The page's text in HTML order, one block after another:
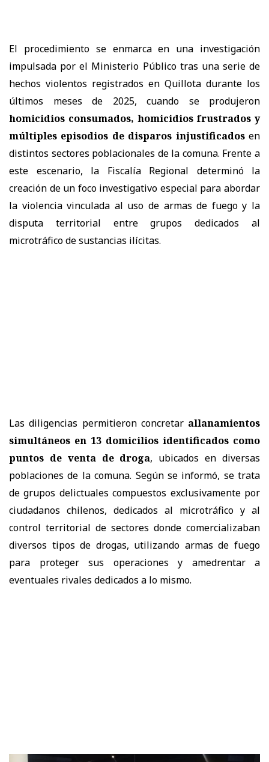
El procedimiento se enmarca en una investigación
impulsada por el Ministerio Público tras una serie de
hechos violentos registrados en Quillota durante los
últimos meses de 2025, cuando se produjeron
homicidios consumados, homicidios frustrados y
múltiples episodios de disparos injustificadosen
distintos sectores poblacionales de la comuna. Frente a
este escenario, la Fiscalía Regional determinó la
creación de un foco investigativo especial para abordar
la violencia vinculada al uso de armas de fuego y la
disputa territorial entre grupos dedicados al
microtráfico de sustancias ilícitas.
Las diligencias permitieron concretar allanamientos
simultáneos en 13 domicilios identificados como
puntos de venta de droga, ubicados en diversas
poblaciones de la comuna. Según se informó, se trata
de grupos delictuales compuestos exclusivamente por
ciudadanos chilenos, dedicados al microtráfico y al
control territorial de sectores donde comercializaban
diversos tipos de drogas, utilizando armas de fuego
para proteger sus operaciones y amedrentar a
eventuales rivales dedicados a lo mismo.